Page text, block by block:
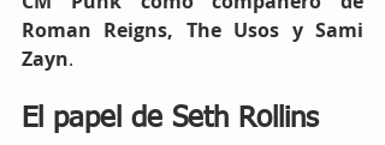
Roman Reigns, The Usos y Sami
Zayn.
El papel de Seth Rollins